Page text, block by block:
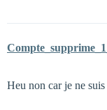
Heu non car je ne